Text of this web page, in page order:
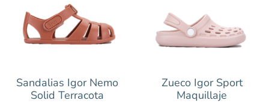
Sandalias Igor Nemo
Solid Terracota
Zueco Igor Sport
Maquillaje